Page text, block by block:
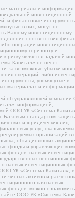
материалы и информация
инвестиционной
и финансовые
в них, могут не
Вашему инвестиционному
соответствия
операции
горизонту и
к риску является задачей
Капитал» не несет
за возможные убытки
операций, либо
упомянутые в
материалах и информации.
об управляющей компании
информацией,
ООО УК «Система
с Базовым стандартом
и юридических лиц -
услуг,
организаций в
объединяющих
фонды и управляющие
фондов, паевых
пенсионных
паевых инвестиционных
УК «Система Капитал», в
чистых активов и расчетной
пая паевых
фондов, можно
ООО УК «Система